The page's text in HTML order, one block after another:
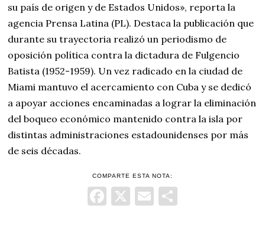
su país de origen y de Estados Unidos», reporta la
agencia Prensa Latina (PL). Destaca la publicación que
durante su trayectoria realizó un periodismo de
oposición política contra la dictadura de Fulgencio
Batista (1952-1959). Un vez radicado en la ciudad de
Miami mantuvo el acercamiento con Cuba y se dedicó
a apoyar acciones encaminadas a lograr la eliminación
del boqueo económico mantenido contra la isla por
distintas administraciones estadounidenses por más
de seis décadas.
COMPARTE ESTA NOTA:
Facebook
X Email